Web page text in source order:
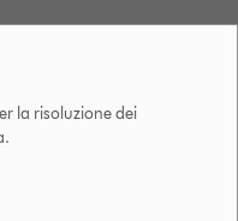
la risoluzione dei